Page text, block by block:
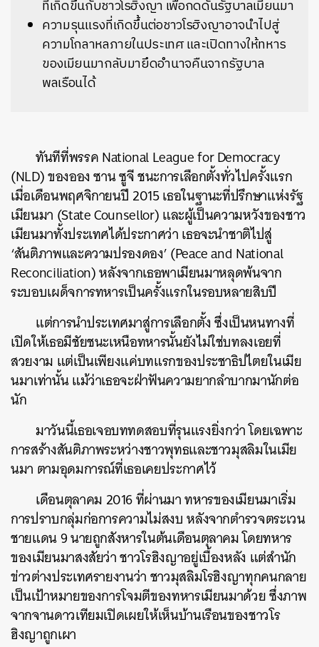
ที่เกิดขึ้นกับชาวโรฮิงญา เพื่อกดดันรัฐบาลเมียนมา
ความรุนแรงที่เกิดขึ้นต่อชาวโรฮิงญาอาจนำไปสู่
ความโกลาหลภายในประเทศ และเปิดทางให้ทหาร
ของเมียนมากลับมายึดอำนาจคืนจากรัฐบาล
พลเรือนได้
ทันทีที่พรรค National League for Democracy
(NLD) ของออง ซาน ซูจี ชนะการเลือกตั้งทั่วไปครั้งแรก
เมื่อเดือนพฤศจิกายนปี 2015 เธอในฐานะที่ปรึกษาแห่งรัฐ
เมียนมา (State Counsellor) และผู้เป็นความหวังของชาว
เมียนมาทั้งประเทศได้ประกาศว่า เธอจะนำชาติไปสู่
‘สันติภาพและความปรองดอง’ (Peace and National
Reconciliation) หลังจากเธอพาเมียนมาหลุดพ้นจาก
ระบอบเผด็จการทหารเป็นครั้งแรกในรอบหลายสิบปี
แต่การนำประเทศมาสู่การเลือกตั้ง ซึ่งเป็นหนทางที่
เปิดให้เธอมีชัยชนะเหนือทหารนั้นยังไม่ใช่บทลงเอยที่
สวยงาม แต่เป็นเพียงแค่บทแรกของประชาธิปไตยในเมีย
นมาเท่านั้น แม้ว่าเธอจะฝ่าฟันความยากลำบากมานักต่อ
นัก
มาวันนี้เธอเจอบททดสอบที่รุนแรงยิ่งกว่า โดยเฉพาะ
การสร้างสันติภาพระหว่างชาวพุทธและชาวมุสลิมในเมีย
นมา ตามอุดมการณ์ที่เธอเคยประกาศไว้
เดือนตุลาคม 2016 ที่ผ่านมา ทหารของเมียนมาเริ่ม
การปราบกลุ่มก่อการความไม่สงบ หลังจากตำรวจตระเวน
ชายแดน 9 นายถูกสังหารในต้นเดือนตุลาคม โดยทหาร
ของเมียนมาสงสัยว่า ชาวโรฮิงญาอยู่เบื้องหลัง แต่สำนัก
ข่าวต่างประเทศรายงานว่า ชาวมุสลิมโรฮิงญาทุกคนกลาย
เป็นเป้าหมายของการโจมตีของทหารเมียนมาด้วย ซึ่งภาพ
จากจานดาวเทียมเปิดเผยให้เห็นบ้านเรือนของชาวโร
ฮิงญาถูกเผา